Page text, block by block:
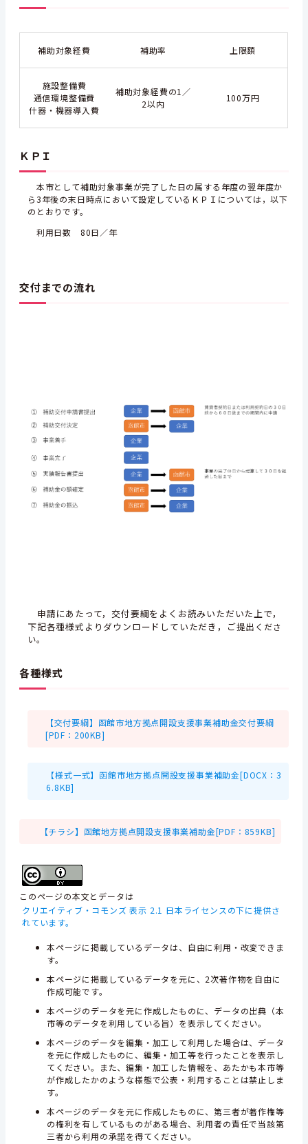
補助対象経費 補助率 上限額
施設整備費
通信環境整備費
什器・機器導入費
補助対象経費の1／
2以内
100万円
ＫＰＩ
本市として補助対象事業が完了した日の属する年度の翌年度か
ら3年後の末日時点において設定しているＫＰＩについては，以下
のとおりです。
利用日数 80日／年
交付までの流れ
申請にあたって，交付要綱をよくお読みいただいた上で，
下記各種様式よりダウンロードしていただき，ご提出 くださ
い。
各種様式
【交付要綱】函館市地方拠点開設支援事業補助金交付要綱
[PDF：200KB]
【様式一式】函館市地方拠点開設支援事業補助金[DOCX：3
6.8KB]
【チラシ】函館地方拠点開設支援事業補助金[PDF：859KB]
このページの本文とデータは
クリエイティブ・コモンズ 表示 2.1 日本ライセンスの下に提供さ
れています。
本ページに掲載しているデータは、自由に利用・改変できま
す。
本ページに掲載しているデータを元に、2次著作物を自由に
作成可能です。
本ページのデータを元に作成したものに、データの出典（本
市等のデータを利用している旨）を表示してください。
本ページのデータを編集・加工して利用した場合は、データ
を元に作成したものに、編集・加工等を行ったことを表示し
てください。また、編集・加工した情報を、あたかも本市等
が作成したかのような様態で公表・利用することは禁止しま
す。
本ページのデータを元に作成したものに、第三者が著作権等
の権利を有しているものがある場合、利用者の責任で当該第
三者から利用の承諾を得てください。